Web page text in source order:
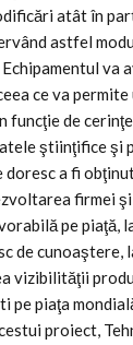
atât în
astfel
va
ce va
funcţie de
ştiinţifice şi
doresc a fi
firmei şi
pe piaţă,
de cunoaştere,
vizibilităţii
piaţa
proiect,